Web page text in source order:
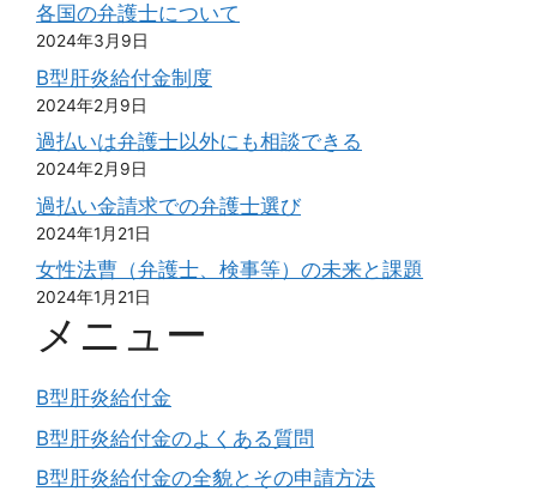
各国の弁護士について
2024年3月9日
B型肝炎給付金制度
2024年2月9日
過払いは弁護士以外にも相談できる
2024年2月9日
過払い金請求での弁護士選び
2024年1月21日
女性法曹（弁護士、検事等）の未来と課題
2024年1月21日
メニュー
B型肝炎給付金
B型肝炎給付金のよくある質問
B型肝炎給付金の全貌とその申請方法